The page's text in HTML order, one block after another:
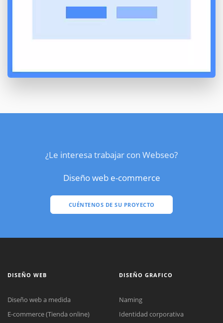
¿Le interesa trabajar con Webseo?
Diseño web e-commerce
CUÉNTENOS DE SU PROYECTO
DISEÑO WEB
Diseño web a medida
E-commerce (Tienda online)
DISEÑO GRAFICO
Naming
Identidad corporativa